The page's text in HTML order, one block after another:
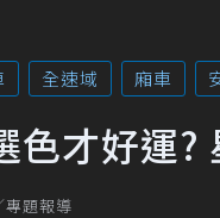
全速域 廂車
色才好運
專題報導